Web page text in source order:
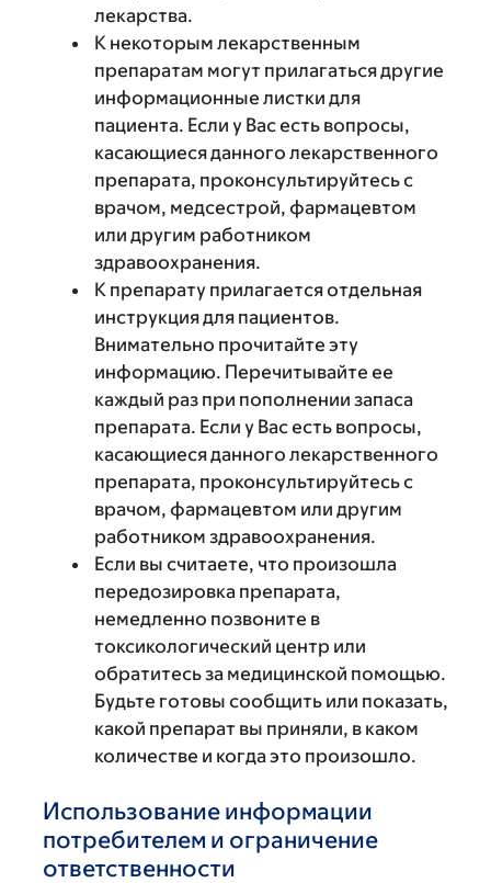
лекарства.
К некоторым лекарственным
препаратам могут прилагаться другие
информационные листки для
пациента. Если у Вас есть вопросы,
касающиеся данного лекарственного
препарата, проконсультируйтесь с
врачом, медсестрой, фармацевтом
или другим работником
здравоохранения.
К препарату прилагается отдельная
инструкция для пациентов.
Внимательно прочитайте эту
информацию. Перечитывайте ее
каждый раз при пополнении запаса
препарата. Если у Вас есть вопросы,
касающиеся данного лекарственного
препарата, проконсультируйтесь с
врачом, фармацевтом или другим
работником здравоохранения.
Если вы считаете, что произошла
передозировка препарата,
немедленно позвоните в
токсикологический центр или
обратитесь за медицинской помощью.
Будьте готовы сообщить или показать,
какой препарат вы приняли, в каком
количестве и когда это произошло.
Использование информации
потребителем и ограничение
ответственности